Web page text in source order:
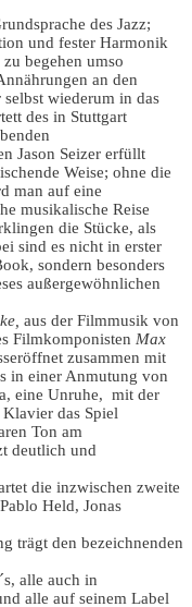
des Jazz;
und fester Harmonik
begehen umso
an den
wiederum in das
des in Stuttgart
Jason Seizer erfüllt
Weise; ohne die
man auf eine
musikalische Reise
die Stücke, als
sind es nicht in erster
sondern besonders
außergewöhnlichen
aus der Filmmusik von
Filmkomponisten Max
zusammen mit
in einer Anmutung von
eine Unruhe, mit der
Klavier das Spiel
Ton am
deutlich und
die inzwischen zweite
Held, Jonas
trägt den bezeichnenden
alle auch in
alle auf seinem Label